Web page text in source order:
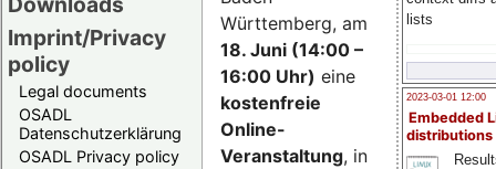
Imprint/Privacy
policy
Legal documents
OSADL
Datenschutzerklärung
OSADL Privacy policy
lists
2023-03-01 12:00
Embedded
distributions
Württemberg, am
18. Juni (14:00 –
16:00 Uhr) eine
kostenfreie
Online-
Veranstaltung, in